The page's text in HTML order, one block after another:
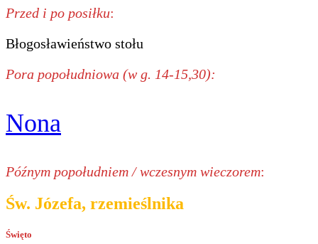
Przed i po posiłku:
Błogosławieństwo stołu
Pora popołudniowa (w g. 14-15,30):
Nona
Późnym popołudniem / wczesnym wieczorem:
Św. Józefa, rzemieślnika
Święto